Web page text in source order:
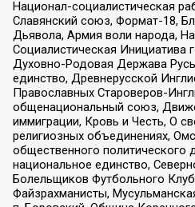
Национал-социалистическая
Славянский союз, Формат-18,
Дьявола, Армия воли народа,
Социалистическая Инициатива
Духовно-Родовая Держава
единство, Древнерусской
Православных Староверов-
общенациональный союз,
иммиграции, Кровь и Честь, О
религиозных объединениях,
общественного политического
национальное единство,
Болельщиков Футбольного
Файзрахманисты,